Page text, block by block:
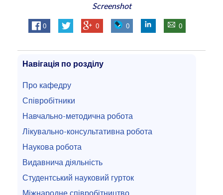
Screenshot
0 0 0 0
Навігація по розділу
Про кафедру
Співробітники
Навчально-методична робота
Лікувально-консультативна робота
Наукова робота
Видавнича діяльність
Студентський науковий гурток